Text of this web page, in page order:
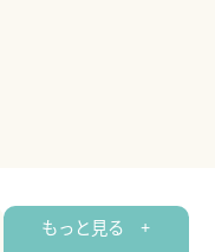
もっと見る +